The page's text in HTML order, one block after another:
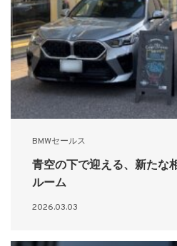
BMWセールス
青空の下で迎える、新たな
ルーム
2026.03.03